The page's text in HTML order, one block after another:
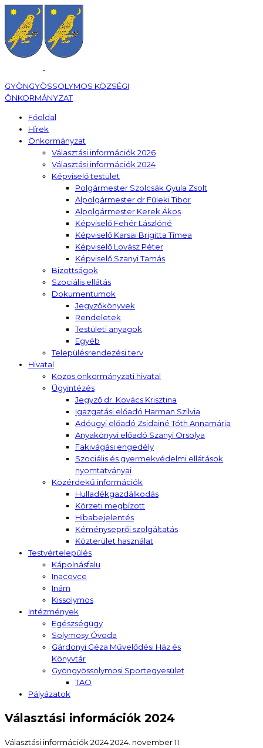
GYÖNGYÖSSOLYMOS KÖZSÉGI
ÖNKORMÁNYZAT
Főoldal
Hírek
Önkormányzat
Választási információk 2026
Választási információk 2024
Képviselő testület
Polgármester Szolcsák Gyula Zsolt
Alpolgármester dr Füleki Tibor
Alpolgármester Kerek Ákos
Képviselő Fehér Lászlóné
Képviselő Karsai Brigitta Tímea
Képviselő Lovász Péter
Képviselő Szanyi Tamás
Bizottságok
Szociális ellátás
Dokumentumok
Jegyzőkönyvek
Rendeletek
Testületi anyagok
Egyéb
Településrendezési terv
Hivatal
Közös önkormányzati hivatal
Ügyintézés
Jegyző dr. Kovács Krisztina
Igazgatási előadó Harman Szilvia
Adóügyi előadó Zsidainé Tóth Annamária
Anyakönyvi előadó Szanyi Orsolya
Fakivágási engedély
Szociális és gyermekvédelmi ellátások
nyomtatványai
Közérdekű információk
Hulladékgazdálkodás
Körzeti megbízott
Hibabejelentés
Kéményseprői szolgáltatás
Közterület használat
Testvértelepülés
Kápolnásfalu
Inacovce
Inám
Kissolymos
Intézmények
Egészségügy
Solymosy Óvoda
Gárdonyi Géza Művelődési Ház és
Könyvtár
Gyöngyössolymosi Sportegyesület
TAO
Pályázatok
Választási információk 2024
Választási információk 20242024. november 11.